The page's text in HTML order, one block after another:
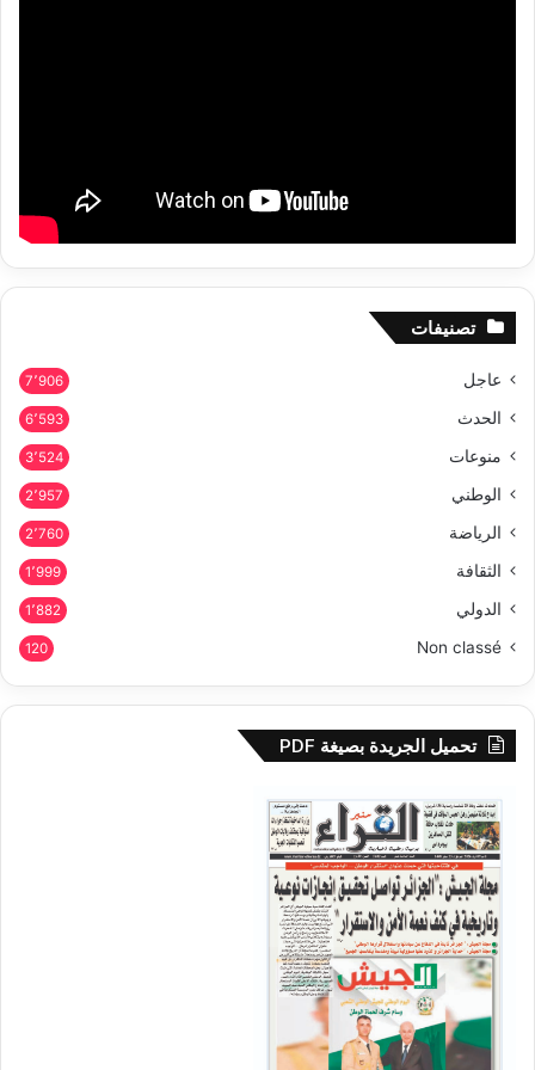
تصنيفات
عاجل 7٬906
الحدث 6٬593
منوعات 3٬524
الوطني 2٬957
الرياضة 2٬760
الثقافة 1٬999
الدولي 1٬882
Non classé
120
تحميل الجريدة بصيغة PDF